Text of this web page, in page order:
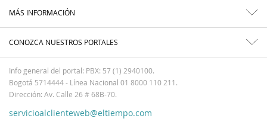
MÁS INFORMACIÓN
CONOZCA NUESTROS PORTALES
Info general del portal: PBX: 57 (1) 2940100.
Bogotá 5714444 - Línea Nacional 01 8000 110 211.
Dirección: Av. Calle 26 # 68B-70.
servicioalclienteweb@eltiempo.com